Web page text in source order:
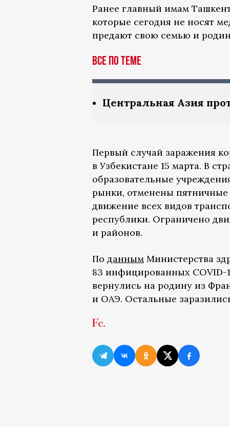
Ранее главный имам
которые сегодня не носят
предают свою семью и
Все по теме
Центральная Азия
Первый случай заражения
в Узбекистане 15 марта. В
образовательные
рынки, отменены пятничные
движение всех видов
республики. Ограничено
и районов.
По данным Министерства
83 инфицированных COVID-
вернулись на родину из
и ОАЭ. Остальные